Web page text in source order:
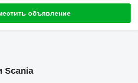
объявление
Scania